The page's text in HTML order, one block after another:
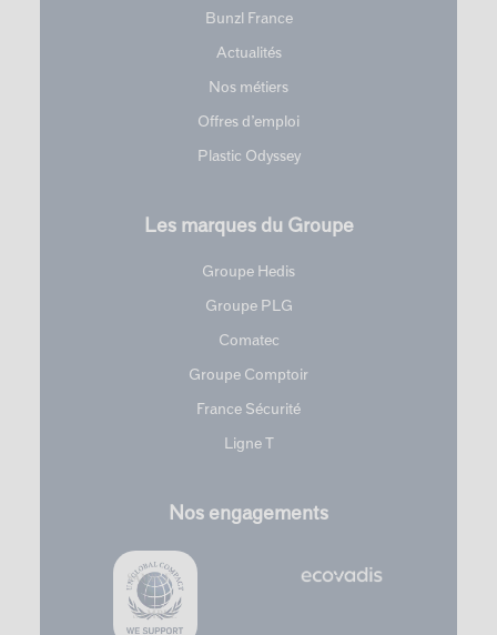
Bunzl France
Actualités
Nos métiers
Offres d’emploi
Plastic Odyssey
Les marques du Groupe
Groupe Hedis
Groupe PLG
Comatec
Groupe Comptoir
France Sécurité
Ligne T
Nos engagements